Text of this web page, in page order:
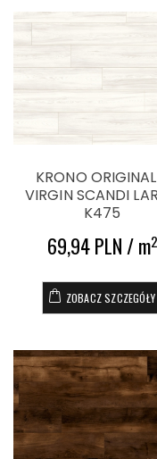
KRONO
VIRGIN SCANDI
K475
69,94 PLN / m2
ZOBACZ SZCZEGÓŁY